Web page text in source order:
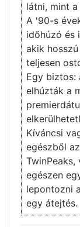
látni, mint a
A '90-s
időhúzó és
akik
teljesen
Egy biztos:
elhúzták a
Kíváncsi
egészből
egészen
lepontozni
egy átejtés.